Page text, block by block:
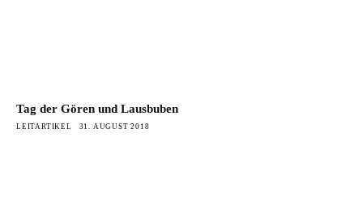
Tag der Gören und Lausbuben
LEITARTIKEL 31. AUGUST 2018